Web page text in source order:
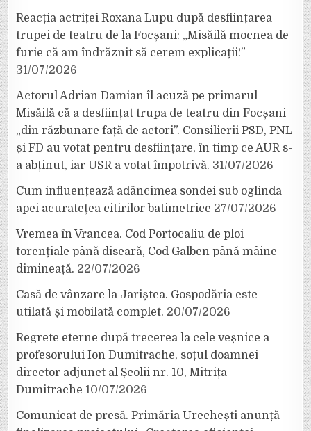
Reacția actriței Roxana Lupu după desființarea
trupei de teatru de la Focșani: „Misăilă mocnea de
furie că am îndrăznit să cerem explicații!”
31/07/2026
Actorul Adrian Damian îl acuză pe primarul
Misăilă că a desființat trupa de teatru din Focșani
„din răzbunare față de actori”. Consilierii PSD, PNL
și FD au votat pentru desființare, în timp ce AUR s-
a abținut, iar USR a votat împotrivă. 31/07/2026
Cum influențează adâncimea sondei sub oglinda
apei acuratețea citirilor batimetrice 27/07/2026
Vremea în Vrancea. Cod Portocaliu de ploi
torențiale până diseară, Cod Galben până mâine
dimineață. 22/07/2026
Casă de vânzare la Jariștea. Gospodăria este
utilată și mobilată complet. 20/07/2026
Regrete eterne după trecerea la cele veșnice a
profesorului Ion Dumitrache, soțul doamnei
director adjunct al Școlii nr. 10, Mitrița
Dumitrache 10/07/2026
Comunicat de presă. Primăria Urechești anunță